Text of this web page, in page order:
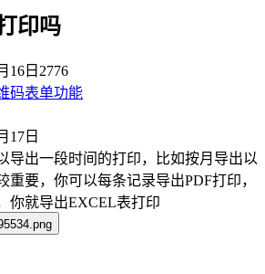
印吗
16日 2776
码表单功能
17日
导出一段时间的打印，比如按月导出以
重要，你可以每条记录导出PDF打印，
你就导出EXCEL表打印